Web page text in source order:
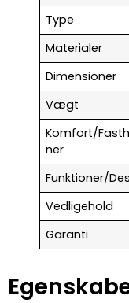
Type
Materialer
Dimensioner
Vægt
Komfort/
ner
Funktioner/
Vedligehold
Garanti